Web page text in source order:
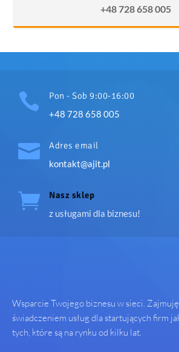
+48 728 658 005

Pon - Sob 9:00-16:00
+48 728 658 005

Adres email
kontakt@ajit.pl

Nasz sklep
z usługami dla biznesu!
Wsparcie Twojego biznesu w sieci.
świadczeniem usług dla startujących firm
tych, które są na rynku od kilku lat.